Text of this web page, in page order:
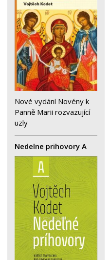
Nové vydání Novény k
Panně Marii rozvazující
uzly
Nedelne prihovory A